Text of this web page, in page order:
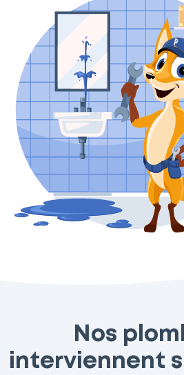
Nos
interviennent